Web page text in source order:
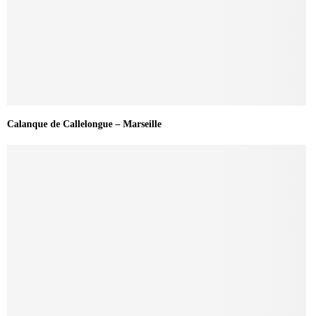
Calanque de Callelongue – Marseille